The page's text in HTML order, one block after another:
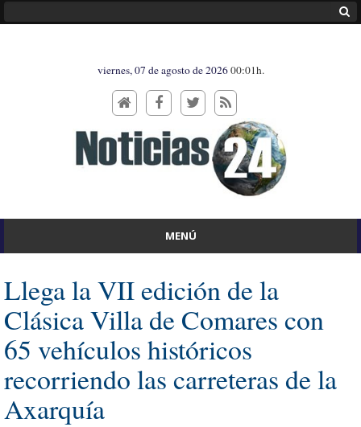
viernes, 07 de agosto de 202600:01h.
MENÚ
Llega la VII edición de la
Clásica Villa de Comares con
65 vehículos históricos
recorriendo las carreteras de la
Axarquía